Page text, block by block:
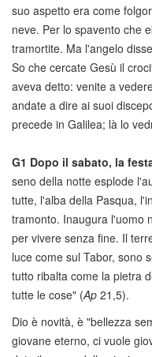
suo aspetto era come
neve. Per lo spavento che
tramortite. Ma l'angelo
So che cercate Gesù il
aveva detto: venite a
andate a dire ai suoi
precede in Galilea; là lo
G1 Dopo il sabato, la
seno della notte esplode
tutte, l'alba della Pasqua,
tramonto. Inaugura l'uomo
per vivere senza fine. Il
luce come sul Tabor, sono
tutto ribalta come la pietra
tutte le cose" (Ap 21,5).
Dio è novità, è "bellezza
giovane eterno, ci vuole